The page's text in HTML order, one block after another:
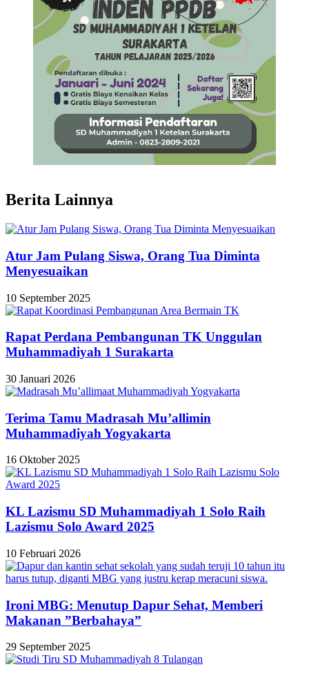
Berita Lainnya
Atur Jam Pulang Siswa, Orang Tua Diminta
Menyesuaikan
10 September 2025
Rapat Perdana Pembangunan TK Unggulan
Muhammadiyah 1 Surakarta
30 Januari 2026
Terima Tamu Madrasah Mu’allimin
Muhammadiyah Yogyakarta
16 Oktober 2025
KL Lazismu SD Muhammadiyah 1 Solo Raih
Lazismu Solo Award 2025
10 Februari 2026
Ironi MBG: Menutup Dapur Sehat, Memberi
Makanan ”Berbahaya”
29 September 2025